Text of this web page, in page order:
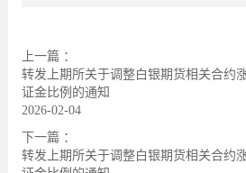
上一篇 ：
转发上期所关于调整白银期货相关合约
证金比例的通知
2026-02-04
下一篇 ：
转发上期所关于调整白银期货相关合约